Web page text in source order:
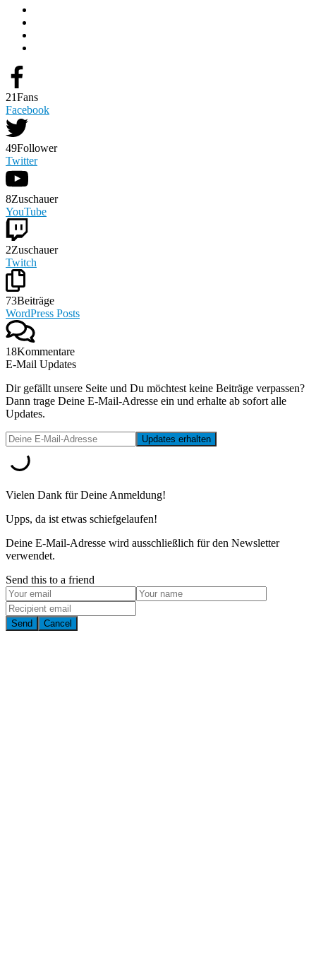
21Fans
Facebook
49Follower
Twitter
8Zuschauer
YouTube
2Zuschauer
Twitch
73Beiträge
WordPress Posts
18Kommentare
E-Mail Updates
Dir gefällt unsere Seite und Du möchtest keine Beiträge verpassen?
Dann trage Deine E-Mail-Adresse ein und erhalte ab sofort alle
Updates.
Vielen Dank für Deine Anmeldung!
Upps, da ist etwas schiefgelaufen!
Deine E-Mail-Adresse wird ausschließlich für den Newsletter
verwendet.
Send this to a friend
Send Cancel